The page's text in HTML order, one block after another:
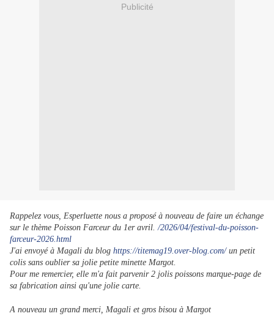
Publicité
Rappelez vous, Esperluette nous a proposé à nouveau de faire un échange
sur le thème Poisson Farceur du 1er avril./2026/04/festival-du-poisson-
farceur-2026.html
J'ai envoyé à Magali du blog https://titemag19.over-blog.com/un petit
colis sans oublier sa jolie petite minette Margot.
Pour me remercier, elle m'a fait parvenir 2 jolis poissons marque-page de
sa fabrication ainsi qu'une jolie carte.
A nouveau un grand merci, Magali et gros bisou à Margot